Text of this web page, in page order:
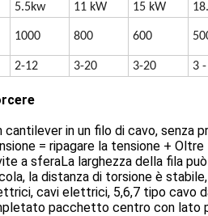
5.5kw 11 kW 15 kW
1000 800 600
2-12 3-20 3-20 3
cantilever in un filo di cavo, senza
= ripagare la tensione +
a sferaLa larghezza della fila
la distanza di torsione è
cavi elettrici, 5,6,7 tipo cavo
pacchetto centro con